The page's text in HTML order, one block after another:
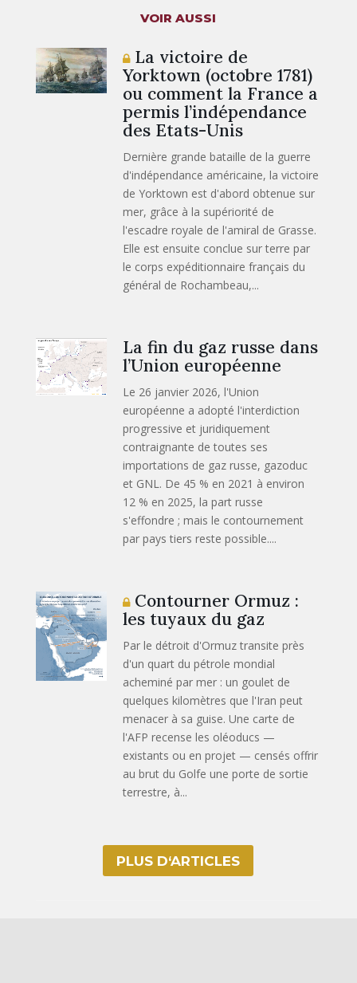
VOIR AUSSI
La victoire de
Yorktown (octobre 1781)
ou comment la France a
permis l’indépendance
des Etats-Unis
Dernière grande bataille de la guerre
d'indépendance américaine, la victoire
de Yorktown est d'abord obtenue sur
mer, grâce à la supériorité de
l'escadre royale de l'amiral de Grasse.
Elle est ensuite conclue sur terre par
le corps expéditionnaire français du
général de Rochambeau,...
La fin du gaz russe dans
l’Union européenne
Le 26 janvier 2026, l'Union
européenne a adopté l'interdiction
progressive et juridiquement
contraignante de toutes ses
importations de gaz russe, gazoduc
et GNL. De 45 % en 2021 à environ
12 % en 2025, la part russe
s'effondre ; mais le contournement
par pays tiers reste possible....
Contourner Ormuz :
les tuyaux du gaz
Par le détroit d'Ormuz transite près
d'un quart du pétrole mondial
acheminé par mer : un goulet de
quelques kilomètres que l'Iran peut
menacer à sa guise. Une carte de
l'AFP recense les oléoducs —
existants ou en projet — censés offrir
au brut du Golfe une porte de sortie
terrestre, à...
PLUS D‘ARTICLES